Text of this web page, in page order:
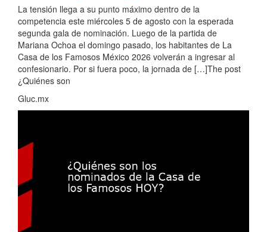
La tensión llega a su punto máximo dentro de la
competencia este miércoles 5 de agosto con la esperada
segunda gala de nominación. Luego de la partida de
Mariana Ochoa el domingo pasado, los habitantes de La
Casa de los Famosos México 2026 volverán a ingresar al
confesionario. Por si fuera poco, la jornada de […]The post
¿Quiénes son
Gluc.mx